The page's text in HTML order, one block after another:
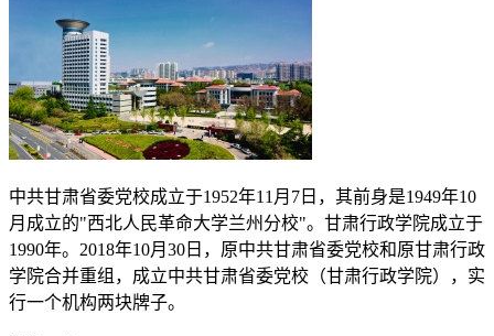
中共甘肃省委党校成立于1952年11月 7 日，其前身是1949年10
月成立的"西北人民革命大学兰州分校"。甘肃行政学院成立于
1990年。 2018年10月 30 日，原中共甘肃省委党校和原甘肃行政
学院合并重组，成立中共甘肃省委党校（甘肃行政学院），实
行一个机构两块牌子。